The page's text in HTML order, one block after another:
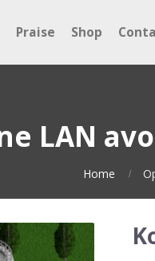
Praise Shop
LAN
Home